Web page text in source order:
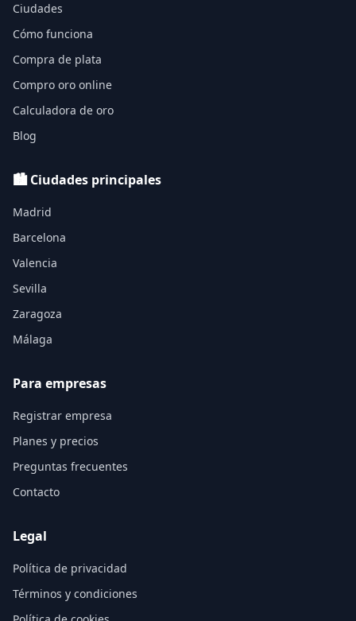
Ciudades
Cómo funciona
Compra de plata
Compro oro online
Calculadora de oro
Blog
🏙️ Ciudades principales
Madrid
Barcelona
Valencia
Sevilla
Zaragoza
Málaga
Para empresas
Registrar empresa
Planes y precios
Preguntas frecuentes
Contacto
Legal
Política de privacidad
Términos y condiciones